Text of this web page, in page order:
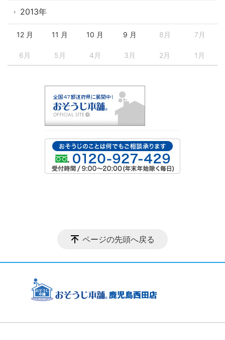
2013年
12 月 11 月 10 月 9 月 8月 7月
6月 5月 4月 3月 2月 1月
ページの先頭へ戻る